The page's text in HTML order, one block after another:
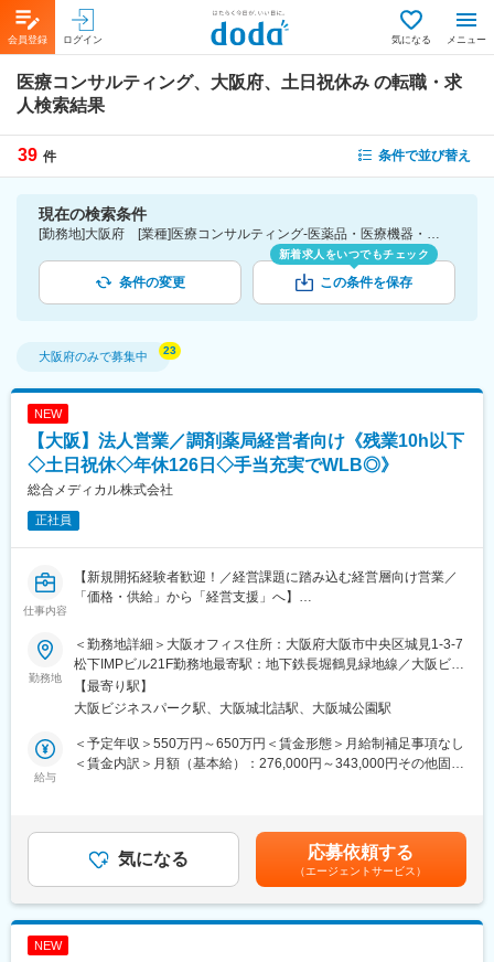
会員登録 ログイン 気になる メニュー
医療コンサルティング、大阪府、土日祝休み の転職・求
人検索結果
39 件 条件で並び替え
現在の検索条件
[勤務地]大阪府 [業種]医療コンサルティング-医薬品・医療機器・ライフサイエンス・医療系サービス [詳細条件](休日・働き方)土日祝休み
条件の変更
新着求人をいつでもチェック
この条件を保存
大阪府のみで募集中
NEW
【大阪】法人営業／調剤薬局経営者向け《残業10h以下
◇土日祝休◇年休126日◇手当充実でWLB◎》
総合メディカル株式会社
正社員
仕事内容
【新規開拓経験者歓迎！／経営課題に踏み込む経営層向け営業／
「価格・供給」から「経営支援」へ】
調剤薬局向けに展開する経営支援サービスの拡大に伴い、0→1で
契約を獲得できる新規開拓営業を募集します。
＜＜ こんな方におすすめです ＞＞
・働き方を改善しつつ、営業力を活かしたい方
・「売る営業」から「頼られる営業」へ成長したい方
経営に踏み込むスタイルの営業ポジションです。
医薬品の供給に留まらず、
勤務地
＜勤務地詳細＞大阪オフィス住所：大阪府大阪市中央区城見1-3-7
松下IMPビル21F勤務地最寄駅：地下鉄長堀鶴見緑地線／大阪ビジ
ネスパーク駅受動喫煙対策：屋内全面禁煙変更の範囲：会社の定
める事業所
【最寄り駅】
大阪ビジネスパーク駅、大阪城北詰駅、大阪城公園駅
給与
＜予定年収＞550万円～650万円＜賃金形態＞月給制補足事項なし
＜賃金内訳＞月額（基本給）：276,000円～343,000円その他固定
10～20時間分の時間外手当として支給)賞与年2回（7月・12月）
※2024年度実績4.4ヵ月昇給年1回（4月）賃金はあくまでも目安の
金額であり、選考を通じて上下する可能性があります。月給(月額)
は固定手当を含めた表記です。
気になる 応募依頼する
（エージェントサービス）
NEW